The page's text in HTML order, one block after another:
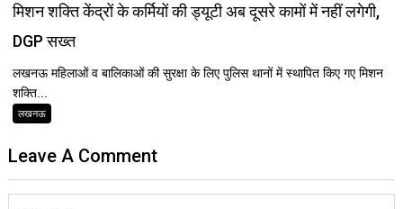
मिशन शक्ति केंद्रों के कर्मियों की ड्यूटी अब दूसरे कामों में नहीं लगेगी,
DGP सख्त
लखनऊ महिलाओं व बालिकाओं की सुरक्षा के लिए पुलिस थानों में स्थापित किए गए मिशन
शक्ति...
लखनऊ
Leave A Comment